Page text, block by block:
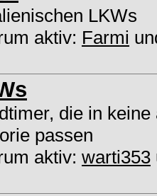
LKWs
aktiv: Farmi
die in keine
passen
aktiv: warti353